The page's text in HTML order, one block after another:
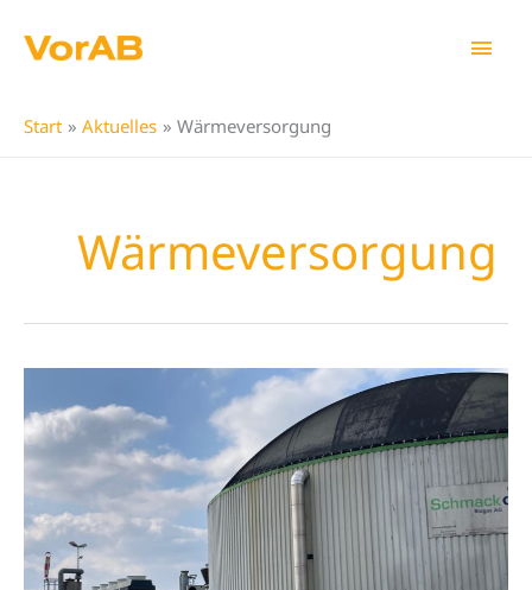
Inhalt
springen
Start Aktuelles Wärmeversorgung
Wärmeversorgung